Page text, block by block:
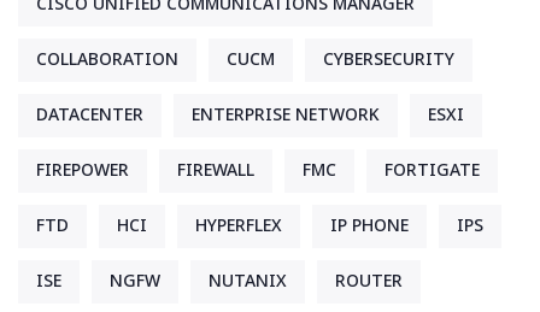
COLLABORATION CUCM CYBERSECURITY
DATACENTER ENTERPRISE NETWORK ESXI
FIREPOWER FIREWALL FMC FORTIGATE
FTD HCI HYPERFLEX IP PHONE IPS
ISE NGFW NUTANIX ROUTER